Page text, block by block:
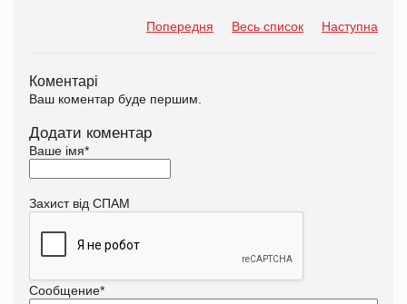
Попередня Весь список Наступна
Коментарі
Ваш коментар буде першим.
Додати коментар
Ваше імя*
Захист від СПАМ
Сообщение*